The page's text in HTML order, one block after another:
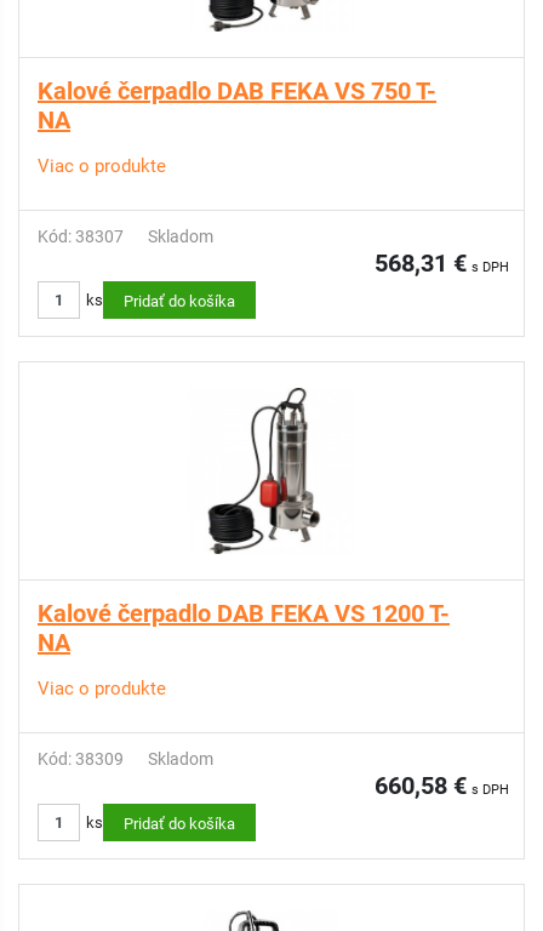
Kalové čerpadlo DAB FEKA VS 750 T-
NA
Viac o produkte
Kód: 38307 Skladom
568,31 € s DPH
ks Pridať do košíka
Kalové čerpadlo DAB FEKA VS 1200 T-
NA
Viac o produkte
Kód: 38309 Skladom
660,58 € s DPH
ks Pridať do košíka